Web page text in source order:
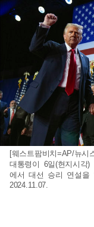
[웨스트팜비치=AP/뉴
대통령이 6일(현지시각
에서 대선 승리 연설을
2024.11.07.